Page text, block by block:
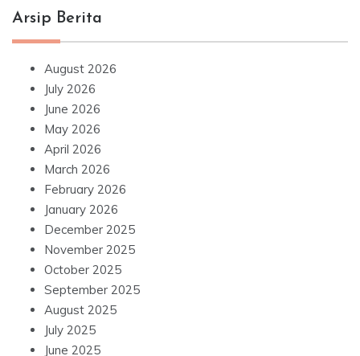
Arsip Berita
August 2026
July 2026
June 2026
May 2026
April 2026
March 2026
February 2026
January 2026
December 2025
November 2025
October 2025
September 2025
August 2025
July 2025
June 2025